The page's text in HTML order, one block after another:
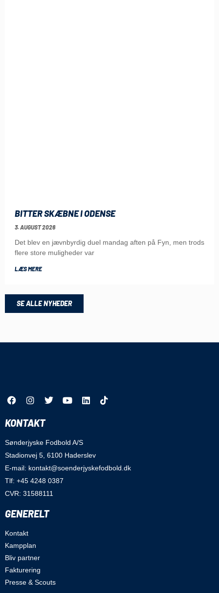
BITTER SKÆBNE I ODENSE
3. AUGUST 2026
Det blev en jævnbyrdig duel mandag aften på Fyn, men trods
flere store muligheder var
LÆS MERE
SE ALLE NYHEDER
KONTAKT
Sønderjyske Fodbold A/S
Stadionvej 5, 6100 Haderslev
E-mail: kontakt@soenderjyskefodbold.dk
Tlf: +45 4248 0387
CVR: 31588111
GENERELT
Kontakt
Kampplan
Bliv partner
Fakturering
Presse & Scouts